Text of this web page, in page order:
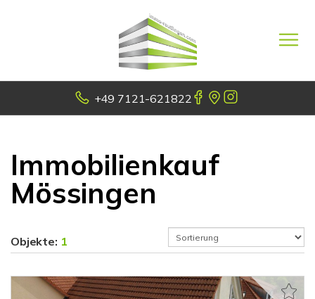
+49 7121-621822
Immobilienkauf
Mössingen
Objekte: 1